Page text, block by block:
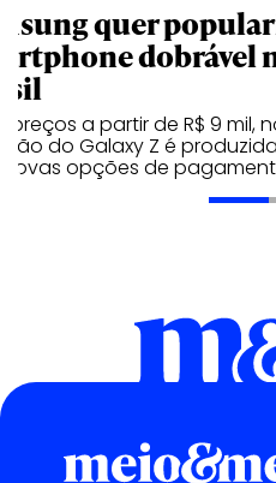
quer
dobrável
preços a partir de R$ 9 mil,
do Galaxy Z é
opções de